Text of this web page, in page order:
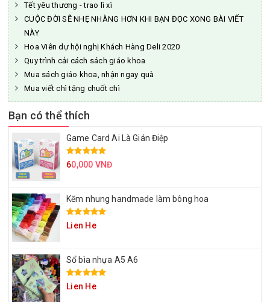
Tết yêu thương - trao lì xì
CUỘC ĐỜI SẼ NHẸ NHÀNG HƠN KHI BẠN ĐỌC XONG BÀI VIẾT
NÀY
Hoa Viên dự hội nghị Khách Hàng Deli 2020
Quy trình cải cách sách giáo khoa
Mua sách giáo khoa, nhận ngay quà
Mua viết chì tặng chuốt chì
Bạn có thể thích
Game Card Ai Là Gián Điệp
60,000 VNĐ
Kẽm nhung handmade làm bông hoa
Lien He
Sổ bìa nhựa A5 A6
Lien He